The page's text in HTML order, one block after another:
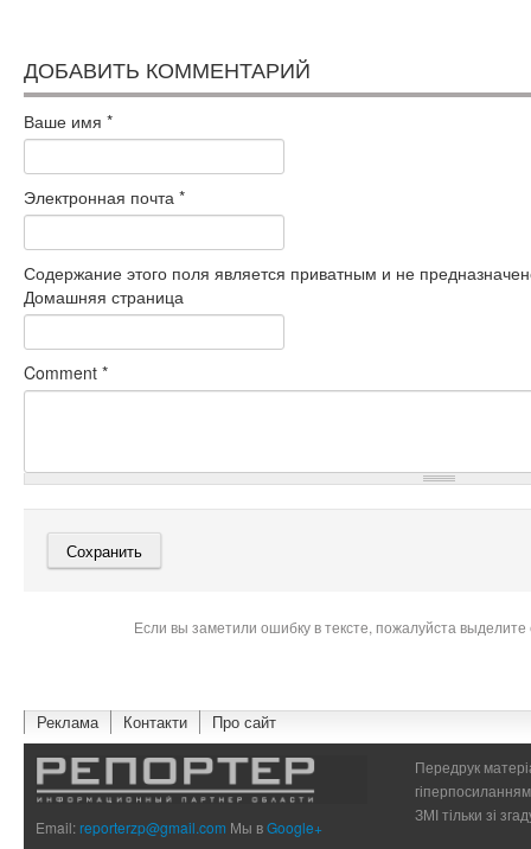
ДОБАВИТЬ КОММЕНТАРИЙ
Ваше имя *
Электронная почта *
Содержание этого поля является приватным и не
Домашняя страница
Comment *
Если вы заметили ошибку в тексте, пожалуйста
Реклама Контакти Про сайт
Email:reporterzp@gmail.com Мы вGoogle+
Передрук
ЗМІ тільки зі